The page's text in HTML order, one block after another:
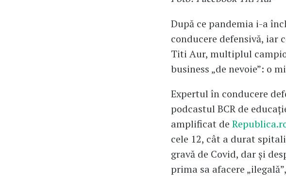
După ce pandemia i-a
conducere defensivă, iar
Titi Aur, multiplul
business „de nevoie”: o
Expertul în conducere
podcastul BCR de
amplificat de
cele 12, cât a durat
gravă de Covid, dar și
prima sa afacere